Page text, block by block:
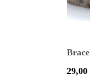
Prix
29,00